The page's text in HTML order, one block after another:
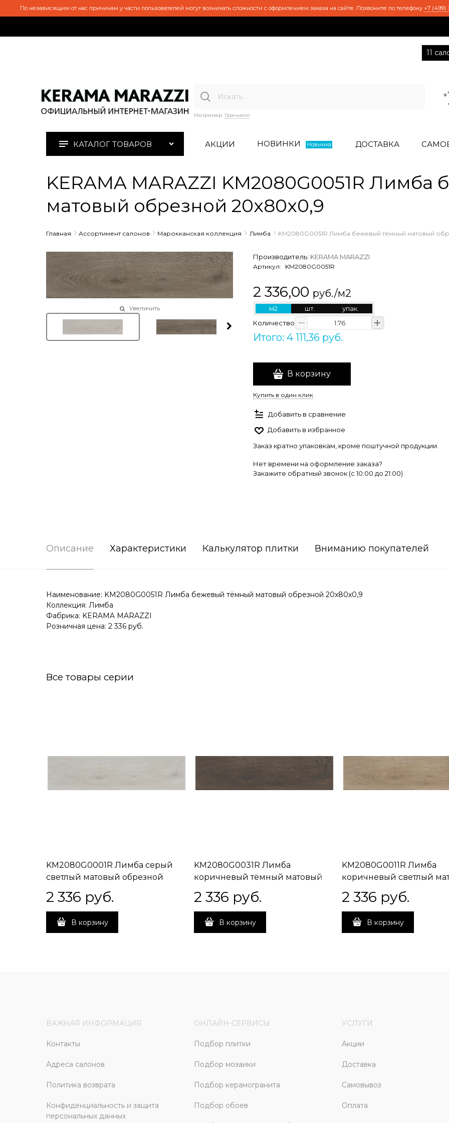
По независящим от нас причинам у части пользователей могут возникать сложности с оформлением заказа на сайте. Позвоните по телефону +7 (499)
11
Например: Граньяно
КАТАЛОГ ТОВАРОВ АКЦИИ НОВИНКИ Новинка ДОСТАВКА
KERAMA MARAZZI KM2080G0051R
матовый обрезной 20x80x0,9
Главная Ассортимент салонов Марокканская коллекция Лимба KM2080G0051R Лимба бежевый тёмный матовый
Увеличить
Производитель: KERAMA MARAZZI
Артикул: KM2080G0051R
2 336,00 руб./м2
м2 шт.
упак.
Количество
Итого: 4 111,36 руб.
В корзину
Купить в один клик
Добавить в сравнение
Добавить в избранное
Заказ кратно упаковкам, кроме поштучной продукции.
Нет времени на оформление заказа?
Закажите обратный звонок (c 10:00 до 21:00)
Описание Характеристики Калькулятор плитки Вниманию покупателей
Наименование: KM2080G0051R Лимба бежевый тёмный матовый обрезной 20x80x0,9
Коллекция: Лимба
Фабрика: KERAMA MARAZZI
Розничная цена: 2 336 руб.
Все товары серии
KM2080G0001R Лимба серый
светлый матовый обрезной
2 336 руб.
В корзину
KM2080G0031R Лимба
коричневый тёмный матовый
обрезной 20x80x0,9
2 336 руб.
В корзину
KM2080G0011R Лимба
коричневый светлый
обрезной 20x80x0,9
2 336 руб.
В корзину
ВАЖНАЯ ИНФОРМАЦИЯ
Контакты
Адреса салонов
Политика возврата
Конфиденциальность и защита
персональных данных
ОНЛАЙН-СЕРВИСЫ
Подбор плитки
Подбор мозаики
Подбор керамогранита
Подбор обоев
УСЛУГИ
Акции
Доставка
Самовывоз
Оплата